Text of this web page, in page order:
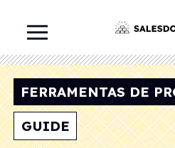
FERRAMENTAS DE
GUIDE